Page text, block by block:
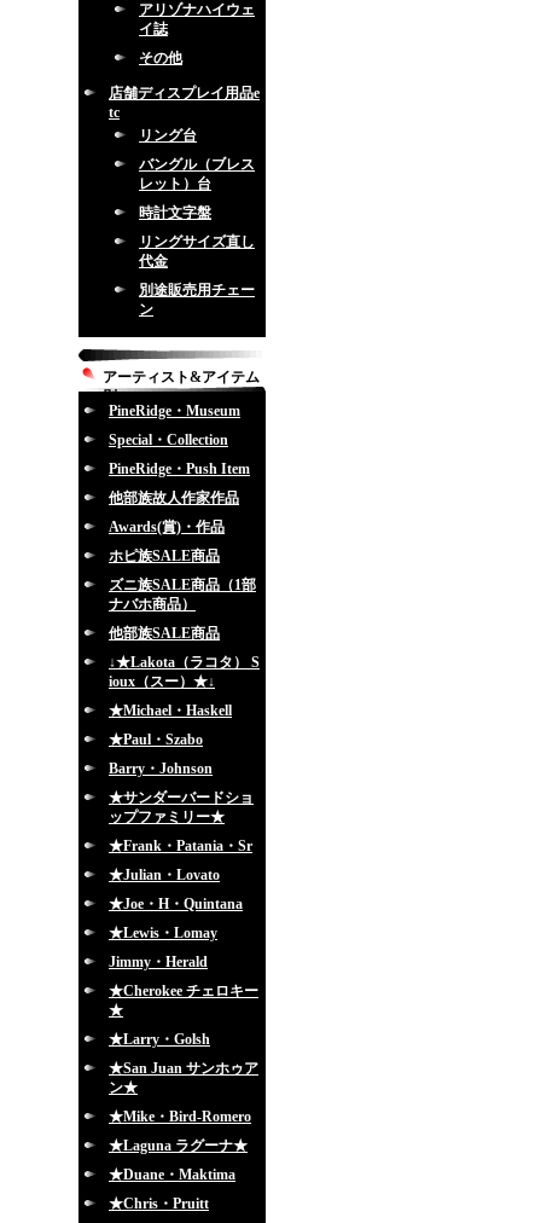
アリゾナハイウェ
イ誌
その他
店舗ディスプレイ用品e
tc
リング台
バングル（ブレス
レット）台
時計文字盤
リングサイズ直し
代金
別途販売用チェー
ン
アーティスト&アイテム
別
PineRidge・Museum
Special・Collection
PineRidge・Push Item
他部族故人作家作品
Awards(賞)・作品
ホピ族SALE商品
ズニ族SALE商品（1部
ナバホ商品）
他部族SALE商品
↓★Lakota（ラコタ） S
ioux（スー）★↓
★Michael・Haskell
★Paul・Szabo
Barry・Johnson
★サンダーバードショ
ップファミリー★
★Frank・Patania・Sr
★Julian・Lovato
★Joe・H・Quintana
★Lewis・Lomay
Jimmy・Herald
★Cherokee チェロキー
★
★Larry・Golsh
★San Juan サンホゥア
ン★
★Mike・Bird-Romero
★Laguna ラグーナ★
★Duane・Maktima
★Chris・Pruitt